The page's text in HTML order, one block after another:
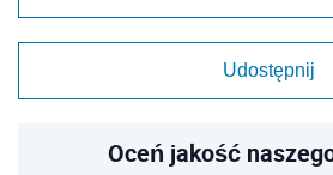
Udostępnij
Oceń jakość